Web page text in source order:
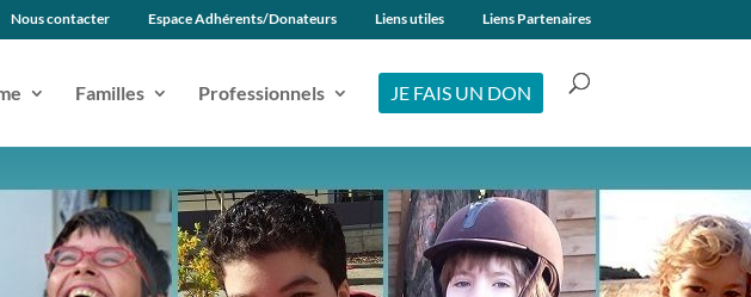
Nous contacter Espace Adhérents/Donateurs Liens utiles Liens Partenaires
Familles Professionnels JE FAIS UN DON